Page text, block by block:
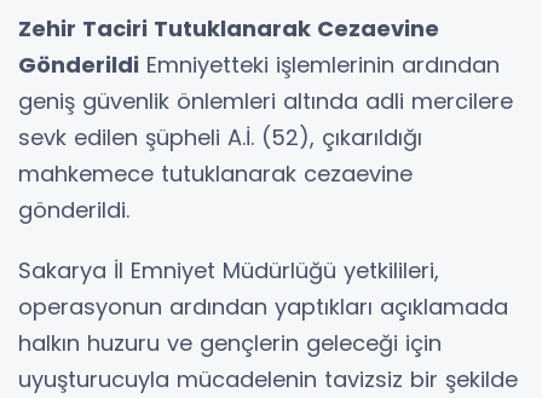
Zehir Taciri Tutuklanarak Cezaevine
Gönderildi Emniyetteki işlemlerinin ardından
geniş güvenlik önlemleri altında adli mercilere
sevk edilen şüpheli A.İ. (52), çıkarıldığı
mahkemece tutuklanarak cezaevine
gönderildi.
Sakarya İl Emniyet Müdürlüğü yetkilileri,
operasyonun ardından yaptıkları açıklamada
halkın huzuru ve gençlerin geleceği için
uyuşturucuyla mücadelenin tavizsiz bir şekilde